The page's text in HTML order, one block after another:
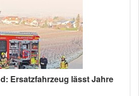
Ersatzfahrzeug lässt Jahre